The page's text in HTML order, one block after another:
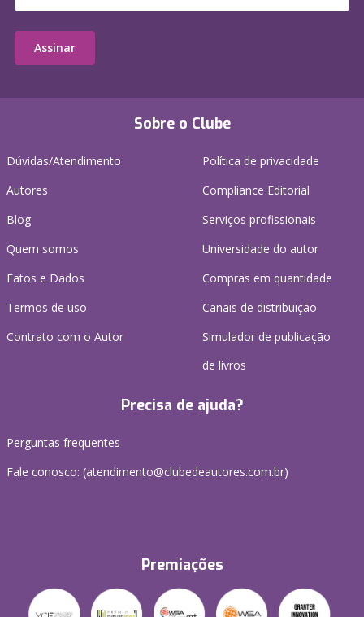
Sobre o Clube
Dúvidas/Atendimento
Autores
Blog
Quem somos
Fatos e Dados
Termos de uso
Contrato com o Autor
Política de privacidade
Compliance Editorial
Serviços profissionais
Universidade do autor
Compras em quantidade
Canais de distribuição
Simulador de publicação
de livros
Precisa de ajuda?
Perguntas frequentes
Fale conosco: (atendimento@clubedeautores.com.br)
Premiações
Assinar